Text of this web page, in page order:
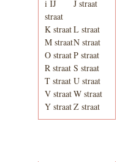
i IJ
straat
J straat
K straatL straat
M straatN straat
O straatP straat
R straat S straat
T straat U straat
V straatW straat
Y straatZ straat